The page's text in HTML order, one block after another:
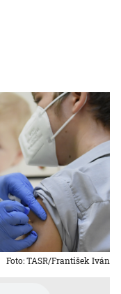
Foto: TASR/František Iván